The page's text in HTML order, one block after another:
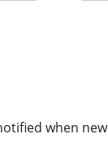
when